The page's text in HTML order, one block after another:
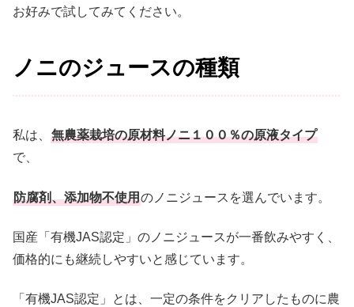
お好みで試してみてください。
ノニのジュースの種類
私は、 無農薬栽培の原材料ノニ１００％の原液タイプ
で、
防腐剤、添加物不使用のノニジュースを選んでいます。
国産「有機JAS認定」のノニジュースが一番飲みやすく、
価格的にも継続しやすいと感じています。
「有機JAS認定」とは、一定の条件をクリアしたものに農